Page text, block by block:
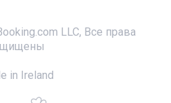
LLC, Все права
in Ireland